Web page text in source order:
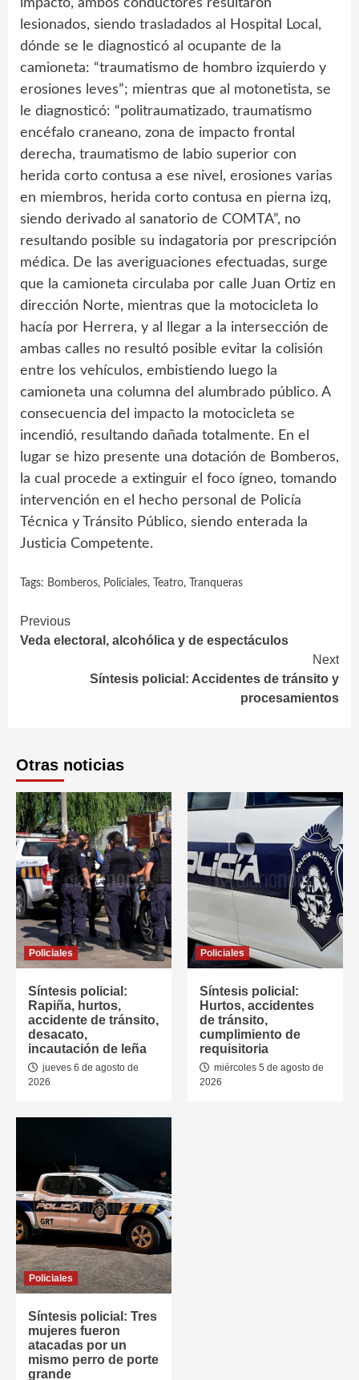
impacto, ambos conductores resultaron
lesionados, siendo trasladados al Hospital Local,
dónde se le diagnosticó al ocupante de la
camioneta: “traumatismo de hombro izquierdo y
erosiones leves”; mientras que al motonetista, se
le diagnosticó: “politraumatizado, traumatismo
encéfalo craneano, zona de impacto frontal
derecha, traumatismo de labio superior con
herida corto contusa a ese nivel, erosiones varias
en miembros, herida corto contusa en pierna izq,
siendo derivado al sanatorio de COMTA”, no
resultando posible su indagatoria por prescripción
médica. De las averiguaciones efectuadas, surge
que la camioneta circulaba por calle Juan Ortiz en
dirección Norte, mientras que la motocicleta lo
hacía por Herrera, y al llegar a la intersección de
ambas calles no resultó posible evitar la colisión
entre los vehículos, embistiendo luego la
camioneta una columna del alumbrado público. A
consecuencia del impacto la motocicleta se
incendió, resultando dañada totalmente. En el
lugar se hizo presente una dotación de Bomberos,
la cual procede a extinguir el foco ígneo, tomando
intervención en el hecho personal de Policía
Técnica y Tránsito Público, siendo enterada la
Justicia Competente.
Tags: Bomberos, Policiales, Teatro, Tranqueras
Continue
Reading
Previous
Veda electoral, alcohólica y de espectáculos
Next
Síntesis policial: Accidentes de tránsito y
procesamientos
Otras noticias
Policiales
Síntesis policial:
Rapiña, hurtos,
accidente de tránsito,
desacato,
incautación de leña
jueves 6 de agosto de
2026
Policiales
Síntesis policial:
Hurtos, accidentes
de tránsito,
cumplimiento de
requisitoria
miércoles 5 de agosto de
2026
Policiales
Síntesis policial: Tres
mujeres fueron
atacadas por un
mismo perro de porte
grande